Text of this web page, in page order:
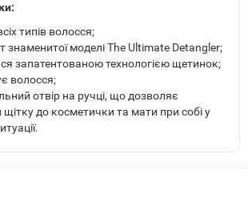
типів волосся;
знаменитої моделі The Ultimate Detangler;
запатентованою технологією щетинок;
волосся;
отвір на ручці, що дозволяє
щітку до косметички та мати при собі у